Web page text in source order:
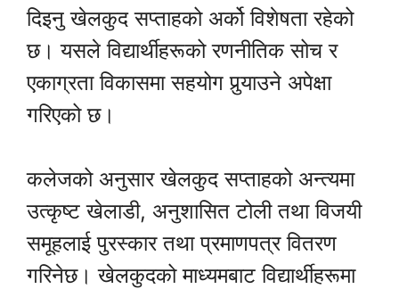
दिइनु खेलकुद सप्ताहको अर्को विशेषता रहेको
छ। यसले विद्यार्थीहरूको रणनीतिक सोच र
एकाग्रता विकासमा सहयोग पुर्‍याउने अपेक्षा
गरिएको छ।
कलेजको अनुसार खेलकुद सप्ताहको अन्त्यमा
उत्कृष्ट खेलाडी, अनुशासित टोली तथा विजयी
समूहलाई पुरस्कार तथा प्रमाणपत्र वितरण
गरिनेछ। खेलकुदको माध्यमबाट विद्यार्थीहरूमा